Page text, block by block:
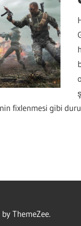
fixlenmesi gibi
ThemeZee.